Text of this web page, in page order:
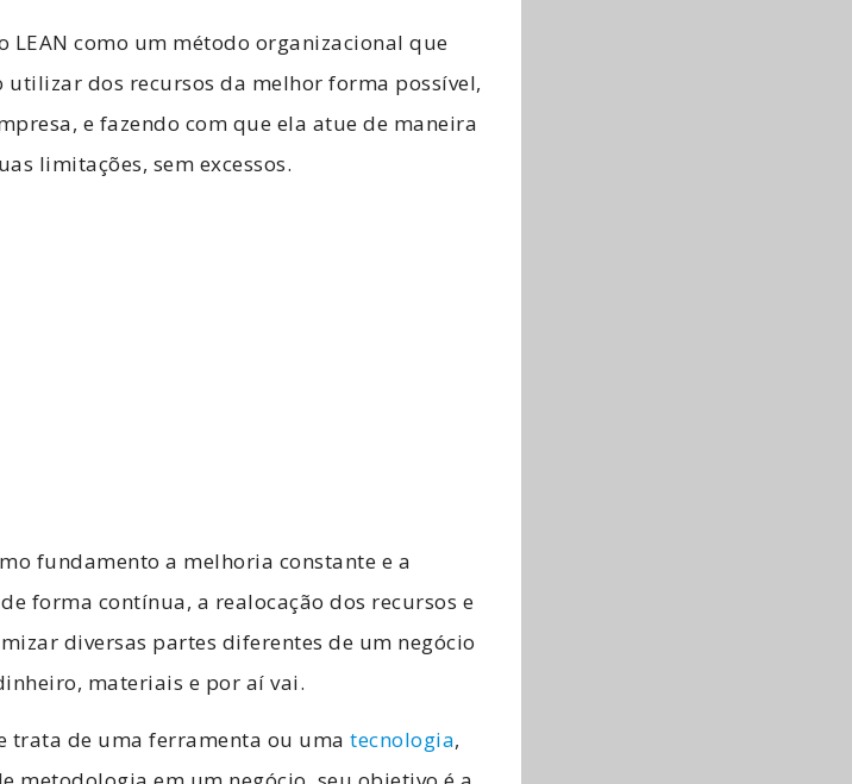
LEAN como um método organizacional que
dos recursos da melhor forma possível,
e fazendo com que ela atue de maneira
limitações, sem excessos.
fundamento a melhoria constante e a
forma contínua, a realocação dos recursos e
diversas partes diferentes de um negócio
materiais e por aí vai.
trata de uma ferramenta ou umatecnologia,